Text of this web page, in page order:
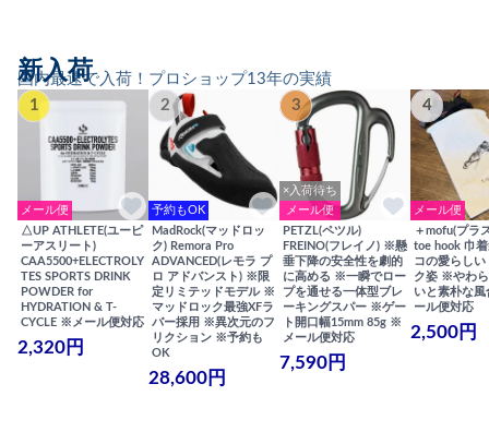
国内最速で入荷！プロショップ13年の実績
新入荷
1
メール便
△UP ATHLETE(ユーピ
ーアスリート)
CAA5500+ELECTROLY
TES SPORTS DRINK
POWDER for
HYDRATION & T-
CYCLE ※メール便対応
2,320円
2
予約もOK
MadRock(マッドロッ
ク) Remora Pro
ADVANCED(レモラ プ
ロ アドバンスト) ※限
定リミテッドモデル ※
マッドロック最強XFラ
バー採用 ※異次元のフ
リクション ※予約も
OK
28,600円
3
×入荷待ち
メール便
PETZL(ペツル)
FREINO(フレイノ) ※懸
垂下降の安全性を劇的
に高める ※一瞬でロー
プを通せる一体型ブレ
ーキングスパー ※ゲー
ト開口幅15mm 85g ※
メール便対応
7,590円
4
メール便
＋mofu(プラ
toe hook 巾
コの愛らしい
ク姿 ※やわ
いと素朴な
ール便対応
2,500円